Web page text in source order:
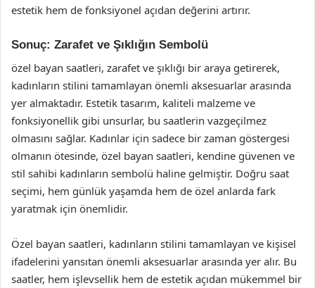
estetik hem de fonksiyonel açıdan değerini artırır.
Sonuç: Zarafet ve Şıklığın Sembolü
özel bayan saatleri, zarafet ve şıklığı bir araya getirerek,
kadınların stilini tamamlayan önemli aksesuarlar arasında
yer almaktadır. Estetik tasarım, kaliteli malzeme ve
fonksiyonellik gibi unsurlar, bu saatlerin vazgeçilmez
olmasını sağlar. Kadınlar için sadece bir zaman göstergesi
olmanın ötesinde, özel bayan saatleri, kendine güvenen ve
stil sahibi kadınların sembolü haline gelmiştir. Doğru saat
seçimi, hem günlük yaşamda hem de özel anlarda fark
yaratmak için önemlidir.
Özel bayan saatleri, kadınların stilini tamamlayan ve kişisel
ifadelerini yansıtan önemli aksesuarlar arasında yer alır. Bu
saatler, hem işlevsellik hem de estetik açıdan mükemmel bir